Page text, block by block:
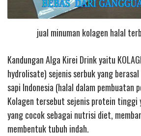
jual minuman kolagen halal
Kandungan Alga Kirei Drink yaitu
hydrolisate) sejenis serbuk yang
sapi Indonesia (halal dalam pembuatan
Kolagen tersebut sejenis protein tinggi
yang cocok sebagai nutrisi diet,
membentuk tubuh indah.